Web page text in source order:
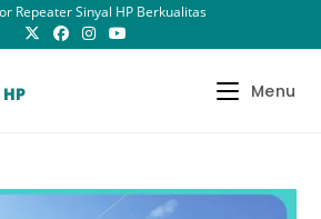
Repeater Sinyal HP Berkualitas
Menu